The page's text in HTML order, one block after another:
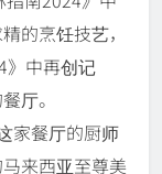
的烹饪技艺，
》中再创记
厅。
家餐厅的厨师
来西亚至尊美